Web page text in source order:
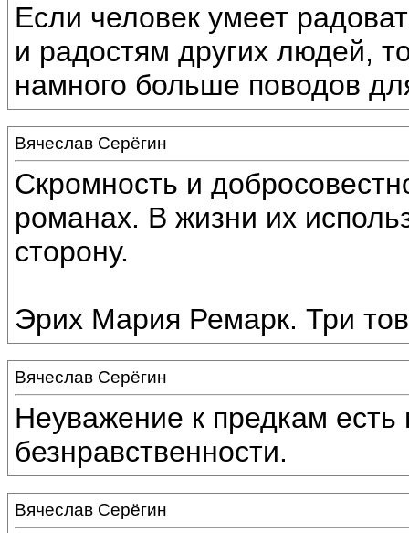
Если человек умеет
и радостям других людей,
намного больше поводов
Вячеслав Серёгин
Скромность и
романах. В жизни их
сторону.
Эрих Мария Ремарк. Три
Вячеслав Серёгин
Неуважение к предкам есть
безнравственности.
Вячеслав Серёгин